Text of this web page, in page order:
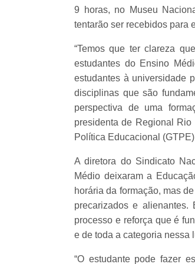
9 horas, no Museu
tentarão ser recebidos para
“Temos que ter clareza
estudantes do Ensino
estudantes à universidade
disciplinas que são
perspectiva de uma
presidenta de Regional
Política Educacional
A diretora do Sindicato
Médio deixaram a
horária da formação, mas
precarizados e
processo e reforça que é
e de toda a categoria nessa
“O estudante pode fazer